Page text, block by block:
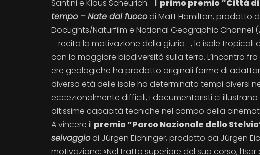
Santini e Klaus Scheurich. Il primo premio “Città
tempo – Nate dal fuocodi Matt Hamilton, prodotto
DocLights/Naturfilm e National Geographic Channel
– recita la motivazione della giuria -, le isole
con la maggiore biodiversità sulla terra. L’incontro
ere geologiche ha prodotto originali forme di
diversa età delle isole ha determinato tempi diversi
eccezionalmente difficili, i documentaristi ci
altissime capacità tecniche nel campo della
A vincere il premio “Parco Nazionale dello
selvaggiodi Jürgen Eichinger, prodotto da Jürgen
motivazione: «Nel tratto superiore del suo corso,